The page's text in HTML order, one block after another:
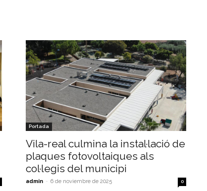
Portada
Vila-real culmina la instal·lació de
plaques fotovoltaiques als
col·legis del municipi
admin - 6 de noviembre de 2025 0